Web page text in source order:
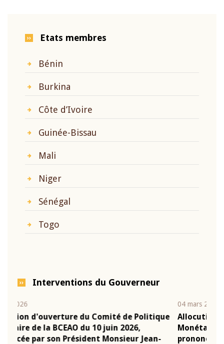
Etats membres
Bénin
Burkina
Côte d’Ivoire
Guinée-Bissau
Mali
Niger
Sénégal
Togo
Interventions du Gouverneur
Politique
Jean-
Allocution d'ouverture du Comité de
Monétaire de la BCEAO du 4 mars 2026,
prononcée par son Président Monsieur Jean-